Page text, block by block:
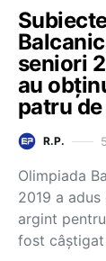
seniori
au
patru
R.P.
Olimpiada
2019 a
argint
fost